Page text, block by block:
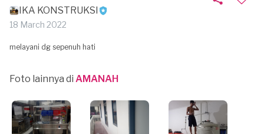
IKA KONSTRUKSI
18 March 2022
melayani dg sepenuh hati
Foto lainnya di AMANAH